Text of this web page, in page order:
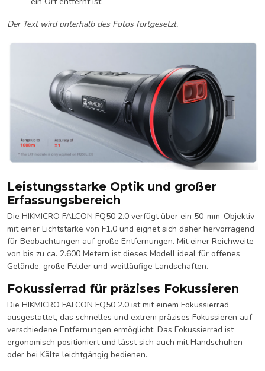
Der Text wird unterhalb des Fotos fortgesetzt.
Leistungsstarke Optik und großer
Erfassungsbereich
Die HIKMICRO FALCON FQ50 2.0 verfügt über ein 50-mm-Objektiv
mit einer Lichtstärke von F1.0 und eignet sich daher hervorragend
für Beobachtungen auf große Entfernungen. Mit einer Reichweite
von bis zu ca. 2.600 Metern ist dieses Modell ideal für offenes
Gelände, große Felder und weitläufige Landschaften.
Fokussierrad für präzises Fokussieren
Die HIKMICRO FALCON FQ50 2.0 ist mit einem Fokussierrad
ausgestattet, das schnelles und extrem präzises Fokussieren auf
verschiedene Entfernungen ermöglicht. Das Fokussierrad ist
ergonomisch positioniert und lässt sich auch mit Handschuhen
oder bei Kälte leichtgängig bedienen.